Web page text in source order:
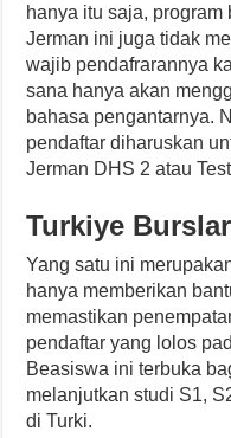
hanya itu saja,
Jerman ini juga tidak
wajib pendafrarannya
sana hanya akan
bahasa pengantarnya.
pendaftar diharuskan
Jerman DHS 2 atau
Turkiye
Yang satu ini
hanya memberikan
memastikan
pendaftar yang lolos
Beasiswa ini terbuka
melanjutkan studi S1,
di Turki.